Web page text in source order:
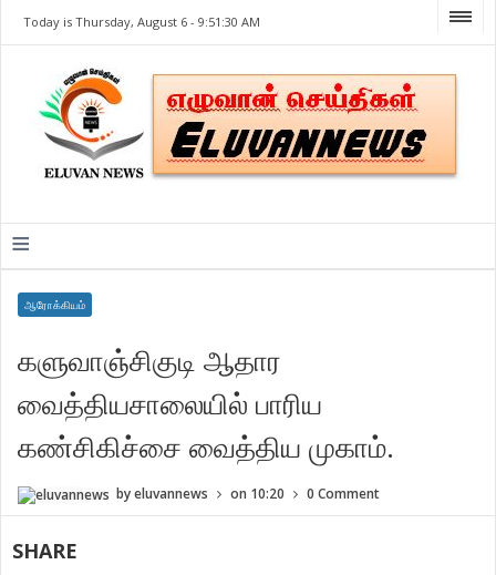
Today is Thursday, August 6 -9:51:30 AM
≡
ஆரோக்கியம்
களுவாஞ்சிகுடி ஆதார
வைத்தியசாலையில் பாரிய
கண்சிகிச்சை வைத்திய முகாம்.
byeluvannews on 10:20 0 Comment
SHARE